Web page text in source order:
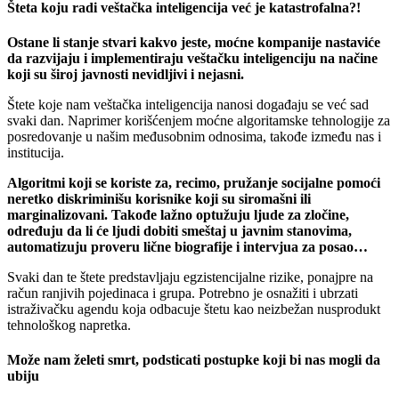
Šteta koju radi veštačka inteligencija već je katastrofalna?!
Ostane li stanje stvari kakvo jeste, moćne kompanije nastaviće
da razvijaju i implementiraju veštačku inteligenciju na načine
koji su široj javnosti nevidljivi i nejasni.
Štete koje nam veštačka inteligencija nanosi događaju se već sad
svaki dan. Naprimer korišćenjem moćne algoritamske tehnologije za
posredovanje u našim međusobnim odnosima, takođe između nas i
institucija.
Algoritmi koji se koriste za, recimo, pružanje socijalne pomoći
neretko diskriminišu korisnike koji su siromašni ili
marginalizovani. Takođe lažno optužuju ljude za zločine,
određuju da li će ljudi dobiti smeštaj u javnim stanovima,
automatizuju proveru lične biografije i intervjua za posao…
Svaki dan te štete predstavljaju egzistencijalne rizike, ponajpre na
račun ranjivih pojedinaca i grupa. Potrebno je osnažiti i ubrzati
istraživačku agendu koja odbacuje štetu kao neizbežan nusprodukt
tehnološkog napretka.
Može nam želeti smrt, podsticati postupke koji bi nas mogli da
ubiju